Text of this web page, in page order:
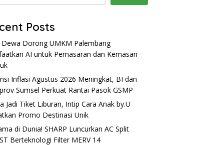
Posts
Dewa Dorong UMKM Palembang
AI untuk Pemasaran dan Kemasan
Inflasi Agustus 2026 Meningkat, BI dan
Sumsel Perkuat Rantai Pasok GSMP
Jadi Tiket Liburan, Intip Cara Anak by.U
Promo Destinasi Unik
di Dunia! SHARP Luncurkan AC Split
Berteknologi Filter MERV 14